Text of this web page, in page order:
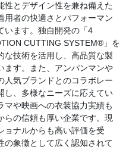
性とデザイン性を兼ね備えた
用者の快適さとパフォーマン
います。独自開発の「4
CUTTING SYSTEM®」を
な技術を活用し、高品質な製
ます。また、アンパンマンや
人気ブランドとのコラボレー
し、多様なニーズに応えてい
マや映画への衣装協力実績も
らの信頼も厚い企業です。現
ョナルからも高い評価を受
の象徴として広く認知されて